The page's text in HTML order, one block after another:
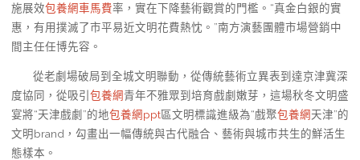
施展效包養網車馬費率，實在下降藝術觀賞的門檻。“真金白銀的實
惠，有用撲滅了市平易近文明花費熱忱。”南方演藝團體市場營銷中
間主任任博先容。
從老劇場破局到全城文明聯動，從傳統藝術立異表到達京津冀深
度協同，從吸引 包養網青年不雅眾到培育戲劇嫩芽，這場秋冬文明盛
宴將“天津戲劇”的地包養網ppt區文明標識進級為“戲聚包養網天津”的
文明brand，勾畫出一幅傳統與古代融合、藝術與城市共生的鮮活生
態樣本。